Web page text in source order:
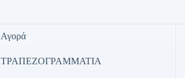
Αγορά
ΤΡΑΠΕΖΟΓΡΑΜΜΑΤΙΑ